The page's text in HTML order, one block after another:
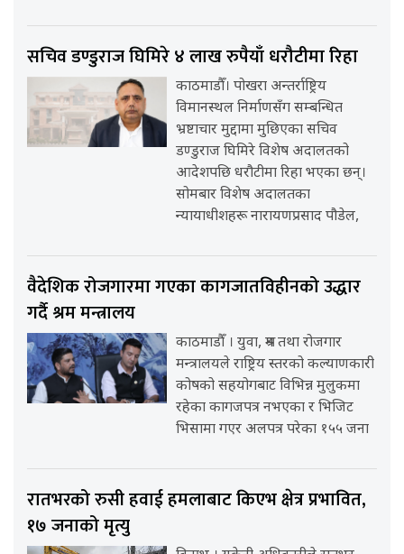
सचिव डण्डुराज घिमिरे ४ लाख रुपैयाँ धरौटीमा रिहा
काठमाडौँ। पोखरा अन्तर्राष्ट्रिय
विमानस्थल निर्माणसँग सम्बन्धित
भ्रष्टाचार मुद्दामा मुछिएका सचिव
डण्डुराज घिमिरे विशेष अदालतको
आदेशपछि धरौटीमा रिहा भएका छन्।
सोमबार विशेष अदालतका
न्यायाधीशहरू नारायणप्रसाद पौडेल,
वैदेशिक रोजगारमा गएका कागजातविहीनको उद्धार
गर्दै श्रम मन्त्रालय
काठमाडौँ । युवा, श्रम तथा रोजगार
मन्त्रालयले राष्ट्रिय स्तरको कल्याणकारी
कोषको सहयोगबाट विभिन्न मुलुकमा
रहेका कागजपत्र नभएका र भिजिट
भिसामा गएर अलपत्र परेका १५५ जना
रातभरको रुसी हवाई हमलाबाट किएभ क्षेत्र प्रभावित,
१७ जनाको मृत्यु